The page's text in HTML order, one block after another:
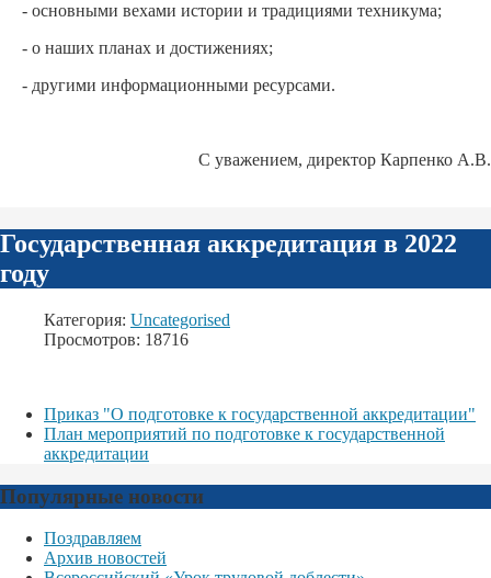
- основными вехами истории и традициями техникума;
- о наших планах и достижениях;
- другими информационными ресурсами.
С уважением, директор Карпенко А.В.
Государственная аккредитация в 2022
году
Категория: Uncategorised
Просмотров: 18716
Приказ "О подготовке к государственной аккредитации"
План мероприятий по подготовке к государственной
аккредитации
Популярные новости
Поздравляем
Архив новостей